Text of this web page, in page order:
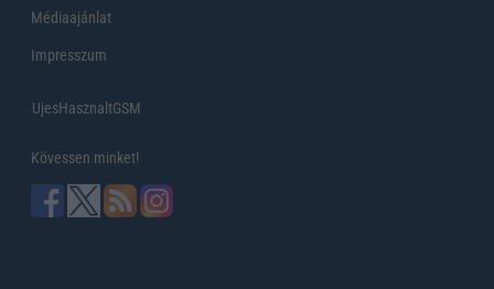
Médiaajánlat
Impresszum
UjesHasznaltGSM
Kövessen minket!